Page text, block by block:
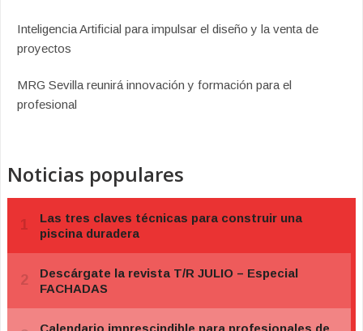
Inteligencia Artificial para impulsar el diseño y la venta de
proyectos
MRG Sevilla reunirá innovación y formación para el
profesional
Noticias populares